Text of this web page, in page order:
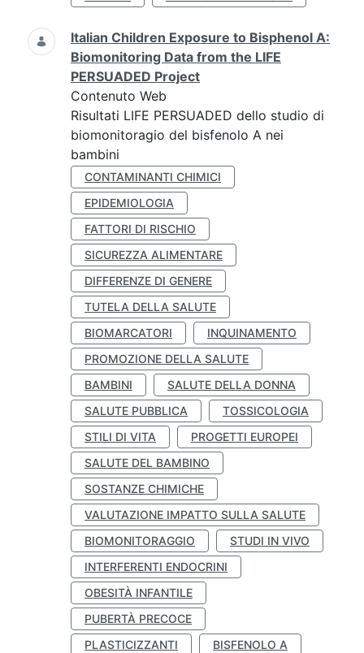
Italian Children Exposure to Bisphenol A:
Biomonitoring Data from the LIFE
PERSUADED Project
Contenuto Web
Risultati LIFE PERSUADED dello studio di
biomonitoragio del bisfenolo A nei
bambini
CONTAMINANTI CHIMICI
EPIDEMIOLOGIA
FATTORI DI RISCHIO
SICUREZZA ALIMENTARE
DIFFERENZE DI GENERE
TUTELA DELLA SALUTE
BIOMARCATORI
INQUINAMENTO
PROMOZIONE DELLA SALUTE
BAMBINI
SALUTE DELLA DONNA
SALUTE PUBBLICA
TOSSICOLOGIA
STILI DI VITA
PROGETTI EUROPEI
SALUTE DEL BAMBINO
SOSTANZE CHIMICHE
VALUTAZIONE IMPATTO SULLA SALUTE
BIOMONITORAGGIO
STUDI IN VIVO
INTERFERENTI ENDOCRINI
OBESITÀ INFANTILE
PUBERTÀ PRECOCE
PLASTICIZZANTI
BISFENOLO A